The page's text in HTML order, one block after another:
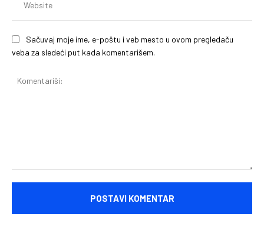
Sačuvaj moje ime, e-poštu i veb mesto u ovom pregledaču
veba za sledeći put kada komentarišem.